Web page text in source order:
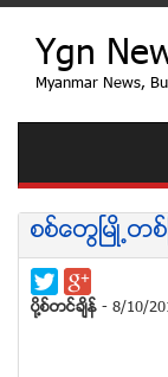
Ygn
Myanmar News,
စစ္ေတြၿမဳိ႕
ပုိ႔စ္တင္ခ်ိန္ - 8/10/